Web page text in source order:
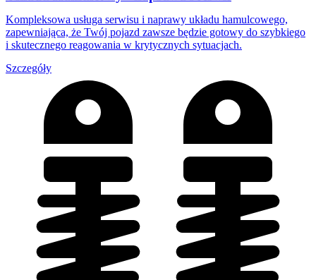
Kompleksowa usługa serwisu i naprawy układu hamulcowego,
zapewniająca, że Twój pojazd zawsze będzie gotowy do szybkiego
i skutecznego reagowania w krytycznych sytuacjach.
Szczegóły